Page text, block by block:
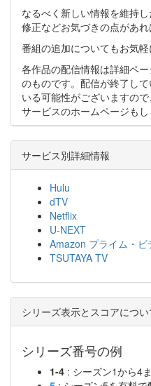
なるべく新しい情報を維持
修正などお気づきの点があ
番組の追加についてもお気軽
各作品の配信情報は詳細ペ
のものです。配信が終了し
いる可能性がございますの
サービスのホームページも
サービス別詳細情報
Hulu
dTV
Netflix
U-NEXT
Amazon プライム・ビ
TSUTAYA TV
シリーズ表示とスコアについ
シリーズ番号の例
1-4 : シーズン1から4